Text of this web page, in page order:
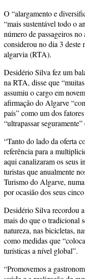
O “alargamento e
“mais sustentável todo o
número de passageiros
considerou no dia 3 deste
algarvia (RTA).
Desidério Silva fez um
na RTA, disse que
assumiu o cargo em
afirmação do Algarve
país” como um dos
“ultrapassar
“Tanto do lado da oferta
referência para a
aqui canalizaram os seus
turistas que anualmente
Turismo do Algarve,
por ocasião dos seus
Desidério Silva recordou
mais do que o tradicional
natureza, nas bicicletas,
como medidas que
turísticas a nível global”.
“Promovemos a